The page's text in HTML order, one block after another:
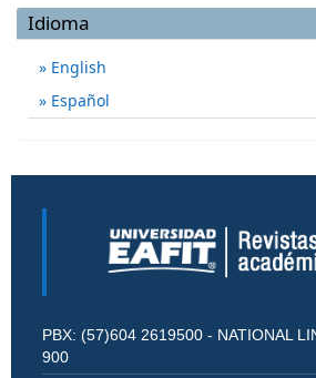
Idioma
English
Español
PBX: (57)604 2619500 - NATIONAL
900